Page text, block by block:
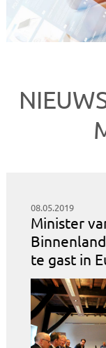
08.05.2019
Minister
te gast in